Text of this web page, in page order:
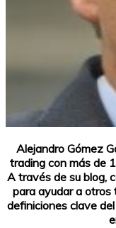
Alejandro Gómez
trading con más de
A través de su blog,
para ayudar a otros
definiciones clave